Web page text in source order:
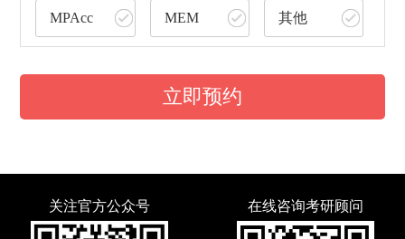
MPAcc MEM 其他
立即预约
关注官方公众号 在线咨询考研顾问